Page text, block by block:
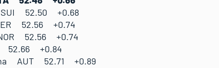
SUI 52.50 +0.68
52.56 +0.74
52.56 +0.74
52.66 +0.84
AUT 52.71 +0.89